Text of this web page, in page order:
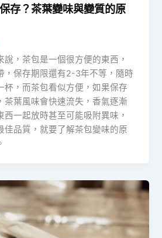
存？茶葉變味與變質的原
，茶包是一個很方便的東西，
，保存期限還有2-3年不等，隨時
杯，而茶包看似方便，如果保存
茶葉風味會快速流失，香氣逐漸
一起放時甚至可能吸附異味，
佳品質，就要了解茶包變味的原